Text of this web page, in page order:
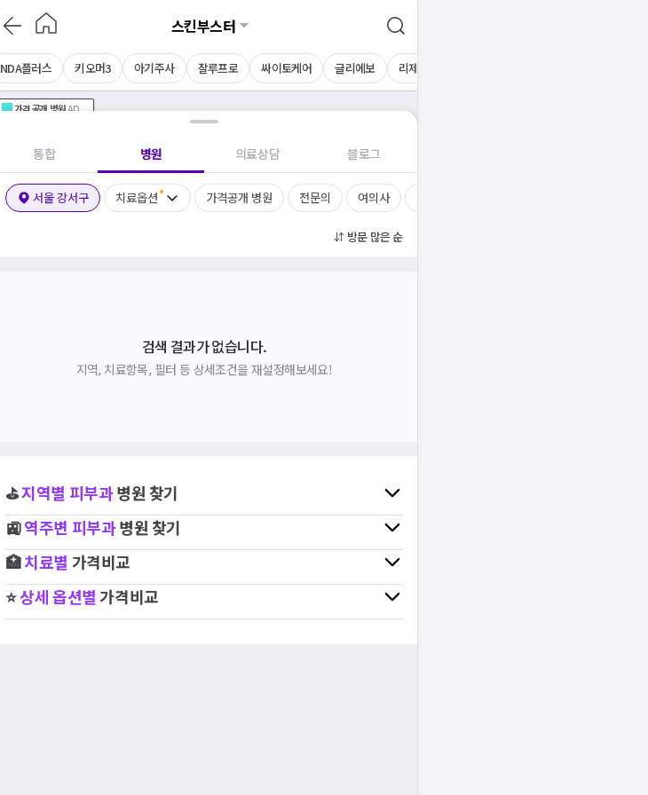
스킨부스터
NDA플러스 키오머3 아기주사 잘루프로 싸이토케어 글리에보 리제닌
가격공개 병원AD
통합 병원 의료상담 블로그
서울 강서구 치료옵션 가격공개 병원 전문의 여의사
방문 많은 순
검색 결과가 없습니다.
지역, 치료항목, 필터 등 상세조건을 재설정해보세요!
⛳지역별 피부과병원 찾기
🚉역주변 피부과병원 찾기
🏥치료별 가격비교
⭐상세 옵션별가격비교